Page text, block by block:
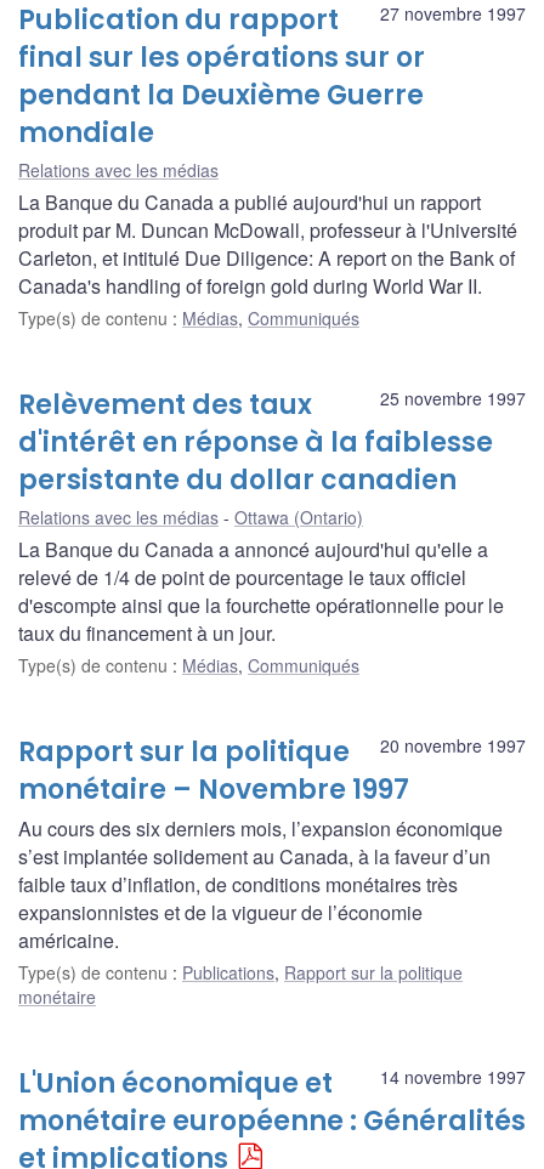
27 novembre 1997
Publication du rapport
final sur les opérations sur or
pendant la Deuxième Guerre
mondiale
Relations avec les médias
La Banque du Canada a publié aujourd'hui un rapport
produit par M. Duncan McDowall, professeur à l'Université
Carleton, et intitulé Due Diligence: A report on the Bank of
Canada's handling of foreign gold during World War II.
Type(s) de contenu : Médias, Communiqués
25 novembre 1997
Relèvement des taux
d'intérêt en réponse à la faiblesse
persistante du dollar canadien
Relations avec les médias Ottawa (Ontario)
La Banque du Canada a annoncé aujourd'hui qu'elle a
relevé de 1/4 de point de pourcentage le taux officiel
d'escompte ainsi que la fourchette opérationnelle pour le
taux du financement à un jour.
Type(s) de contenu : Médias, Communiqués
20 novembre 1997
Rapport sur la politique
monétaire – Novembre 1997
Au cours des six derniers mois, l’expansion économique
s’est implantée solidement au Canada, à la faveur d’un
faible taux d’inflation, de conditions monétaires très
expansionnistes et de la vigueur de l’économie
américaine.
Type(s) de contenu : Publications, Rapport sur la politique
monétaire
14 novembre 1997
L'Union économique et
monétaire européenne : Généralités
et implications